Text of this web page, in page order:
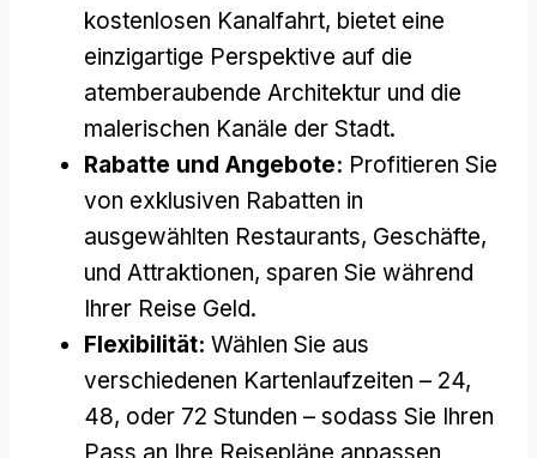
kostenlosen Kanalfahrt, bietet eine
einzigartige Perspektive auf die
atemberaubende Architektur und die
malerischen Kanäle der Stadt.
Rabatte und Angebote: Profitieren Sie
von exklusiven Rabatten in
ausgewählten Restaurants, Geschäfte,
und Attraktionen, sparen Sie während
Ihrer Reise Geld.
Flexibilität: Wählen Sie aus
verschiedenen Kartenlaufzeiten – 24,
48, oder 72 Stunden – sodass Sie Ihren
Pass an Ihre Reisepläne anpassen